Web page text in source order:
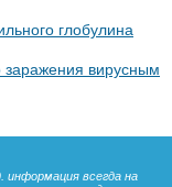
глобулина
заражения вирусным
информация всегда на